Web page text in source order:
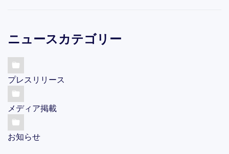
ニュースカテゴリー
プレスリリース
メディア掲載
お知らせ